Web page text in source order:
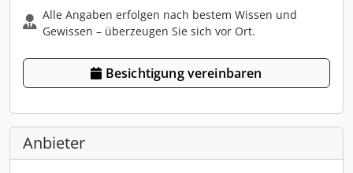
Alle Angaben erfolgen nach bestem Wissen und
Gewissen – überzeugen Sie sich vor Ort.
Besichtigung vereinbaren
Anbieter